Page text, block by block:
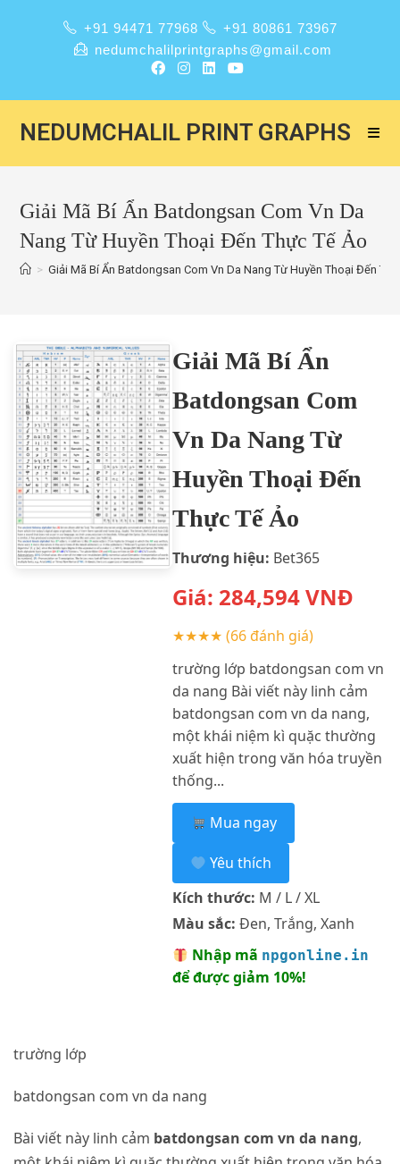
+91 94471 77968
+91 80861 73967
nedumchalilprintgraphs@gmail.com
NEDUMCHALIL PRINT GRAPHS
Giải Mã Bí Ẩn Batdongsan Com Vn Da
Nang Từ Huyền Thoại Đến Thực Tế Ảo
> Giải Mã Bí Ẩn Batdongsan Com Vn Da Nang Từ Huyền Thoại Đến
Giải Mã Bí Ẩn
Batdongsan Com
Vn Da Nang Từ
Huyền Thoại Đến
Thực Tế Ảo
Thương hiệu: Bet365
Giá: 284,594VNĐ
★★★★ (66 đánh giá)
trường lớp batdongsan com vn
da nang Bài viết này linh cảm
batdongsan com vn da nang,
một khái niệm kì quặc thường
xuất hiện trong văn hóa truyền
thống...
Mua ngay
Yêu thích
Kích thước: M / L / XL
Màu sắc: Đen, Trắng, Xanh
Nhập mã npgonline.in
để được giảm 10%!
trường lớp
batdongsan com vn da nang
Bài viết này linh cảm batdongsan com vn da nang,